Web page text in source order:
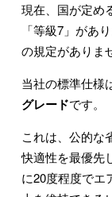
現在、国が定め
「等級7」があ
の規定がありま
当社の標準仕様
グレードです。
これは、公的な
快適性を最優先
に20度程度でエ